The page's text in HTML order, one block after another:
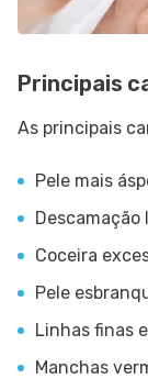
Principais
As principais
Pele mais
Descamação
Coceira
Pele
Linhas finas
Manchas